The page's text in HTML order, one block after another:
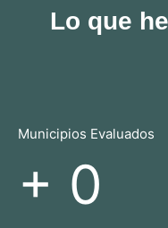
Lo que
Municipios Evaluados
+ 0